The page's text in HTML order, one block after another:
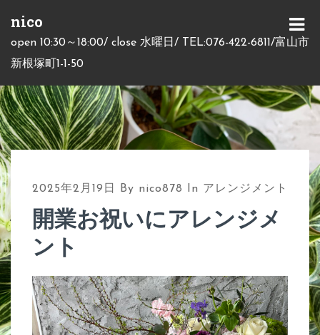
t
o
c
o
n
t
e
n
t
nico
open 10:30～18:00/ close 水曜日/ TEL:076-422-6811/富山市
新根塚町1-1-50
M
N
U
2025年2月19日 By nico878 In アレンジメント
開業お祝いにアレンジメ
ント